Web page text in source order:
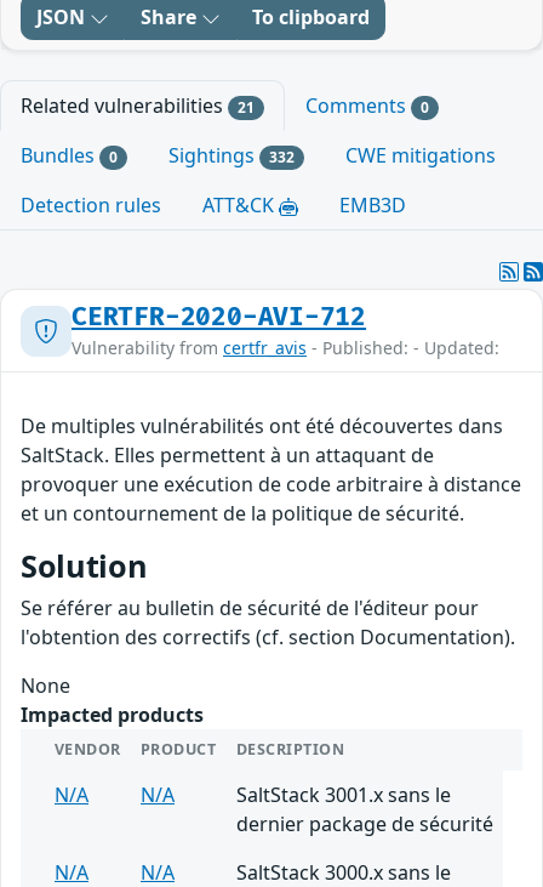
JSON Share To clipboard
Related vulnerabilities 21 Comments 0
Bundles 0 Sightings 332
CWE mitigations
Detection rules
ATT&CK EMB3D
CERTFR-2020-AVI-712
Vulnerability from certfr_avis - Published: - Updated:
De multiples vulnérabilités ont été découvertes dans
SaltStack. Elles permettent à un attaquant de
provoquer une exécution de code arbitraire à distance
et un contournement de la politique de sécurité.
Solution
Se référer au bulletin de sécurité de l'éditeur pour
l'obtention des correctifs (cf. section Documentation).
None
Impacted products
VENDOR PRODUCT DESCRIPTION
N/A N/A
SaltStack 3001.x sans le
dernier package de sécurité
N/A
N/A
SaltStack 3000.x sans le